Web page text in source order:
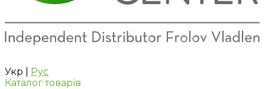
Укр
Рус
Каталог товарів